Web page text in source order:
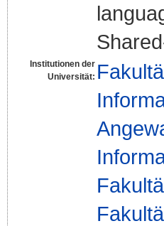
Institutionen der
Universität: